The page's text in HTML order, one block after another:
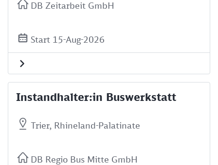
DB Zeitarbeit GmbH
Start 15-Aug-2026
Instandhalter:in Buswerkstatt
Trier, Rhineland-Palatinate
DB Regio Bus Mitte GmbH